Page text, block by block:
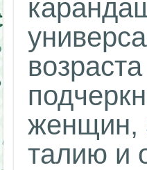
женщин,
талию и